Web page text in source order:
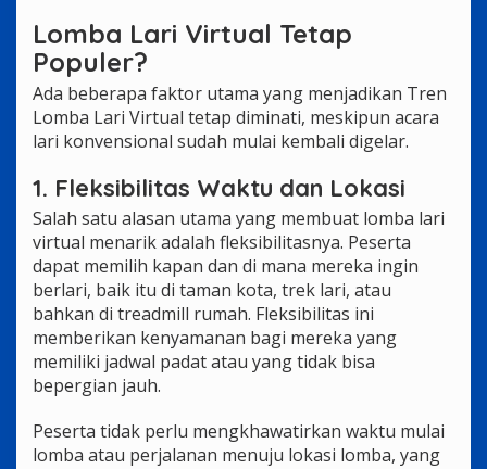
Lomba Lari Virtual Tetap
Populer?
Ada beberapa faktor utama yang menjadikan Tren
Lomba Lari Virtual tetap diminati, meskipun acara
lari konvensional sudah mulai kembali digelar.
1. Fleksibilitas Waktu dan Lokasi
Salah satu alasan utama yang membuat lomba lari
virtual menarik adalah fleksibilitasnya. Peserta
dapat memilih kapan dan di mana mereka ingin
berlari, baik itu di taman kota, trek lari, atau
bahkan di treadmill rumah. Fleksibilitas ini
memberikan kenyamanan bagi mereka yang
memiliki jadwal padat atau yang tidak bisa
bepergian jauh.
Peserta tidak perlu mengkhawatirkan waktu mulai
lomba atau perjalanan menuju lokasi lomba, yang